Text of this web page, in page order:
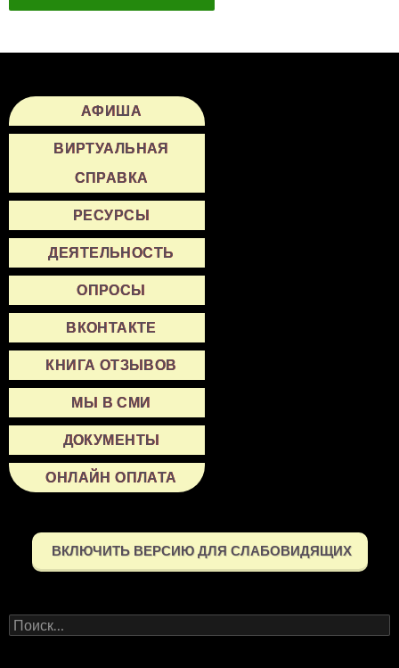
АФИША
ВИРТУАЛЬНАЯ
СПРАВКА
РЕСУРСЫ
ДЕЯТЕЛЬНОСТЬ
ОПРОСЫ
ВКОНТАКТЕ
КНИГА ОТЗЫВОВ
МЫ В СМИ
ДОКУМЕНТЫ
ОНЛАЙН ОПЛАТА
ВКЛЮЧИТЬ ВЕРСИЮ ДЛЯ СЛАБОВИДЯЩИХ
Найти: